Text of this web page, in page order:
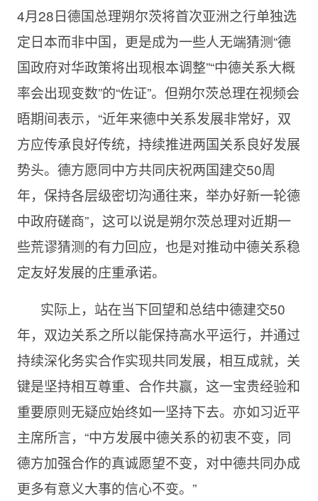
4月28日德国总理朔尔茨将首次亚洲之行单独选
定日本而非中国，更是成为一些人无端猜测“德
国政府对华政策将出现根本调整”“中德关系大概
率会出现变数”的“佐证”。但朔尔茨总理在视频会
晤期间表示，“近年来德中关系发展非常好，双
方应传承良好传统，持续推进两国关系良好发展
势头。德方愿同中方共同庆祝两国建交50周
年，保持各层级密切沟通往来，举办好新一轮德
中政府磋商”，这可以说是朔尔茨总理对近期一
些荒谬猜测的有力回应，也是对推动中德关系稳
定友好发展的庄重承诺。
实际上，站在当下回望和总结中德建交50
年，双边关系之所以能保持高水平运行，并通过
持续深化务实合作实现共同发展，相互成就，关
键是坚持相互尊重、合作共赢，这一宝贵经验和
重要原则无疑应始终如一坚持下去。亦如习近平
主席所言，“中方发展中德关系的初衷不变，同
德方加强合作的真诚愿望不变，对中德共同办成
更多有意义大事的信心不变。”